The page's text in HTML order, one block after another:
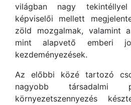
világban nagy
képviselői mellett
zöld mozgalmak, valamint
mint alapvető emberi
kezdeményezések.
Az előbbi közé tartozó
nagyobb társadalmi
környezetszennyezés